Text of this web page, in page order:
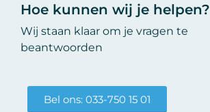
Hoe kunnen wij je helpen?
Wij staan klaar om je vragen te
beantwoorden
Bel ons: 033-750 15 01